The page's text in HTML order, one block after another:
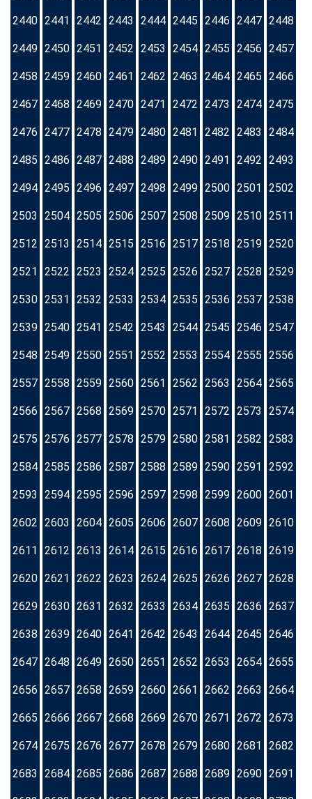
2440 2441 2442 2443 2444 2445 2446 2447 2448
2449 2450 2451 2452 2453 2454 2455 2456 2457
2458 2459 2460 2461 2462 2463 2464 2465 2466
2467 2468 2469 2470 2471 2472 2473 2474 2475
2476 2477 2478 2479 2480 2481 2482 2483 2484
2485 2486 2487 2488 2489 2490 2491 2492 2493
2494 2495 2496 2497 2498 2499 2500 2501 2502
2503 2504 2505 2506 2507 2508 2509 2510 2511
2512 2513 2514 2515 2516 2517 2518 2519 2520
2521 2522 2523 2524 2525 2526 2527 2528 2529
2530 2531 2532 2533 2534 2535 2536 2537 2538
2539 2540 2541 2542 2543 2544 2545 2546 2547
2548 2549 2550 2551 2552 2553 2554 2555 2556
2557 2558 2559 2560 2561 2562 2563 2564 2565
2566 2567 2568 2569 2570 2571 2572 2573 2574
2575 2576 2577 2578 2579 2580 2581 2582 2583
2584 2585 2586 2587 2588 2589 2590 2591 2592
2593 2594 2595 2596 2597 2598 2599 2600 2601
2602 2603 2604 2605 2606 2607 2608 2609 2610
2611 2612 2613 2614 2615 2616 2617 2618 2619
2620 2621 2622 2623 2624 2625 2626 2627 2628
2629 2630 2631 2632 2633 2634 2635 2636 2637
2638 2639 2640 2641 2642 2643 2644 2645 2646
2647 2648 2649 2650 2651 2652 2653 2654 2655
2656 2657 2658 2659 2660 2661 2662 2663 2664
2665 2666 2667 2668 2669 2670 2671 2672 2673
2674 2675 2676 2677 2678 2679 2680 2681 2682
2683 2684 2685 2686 2687 2688 2689 2690 2691